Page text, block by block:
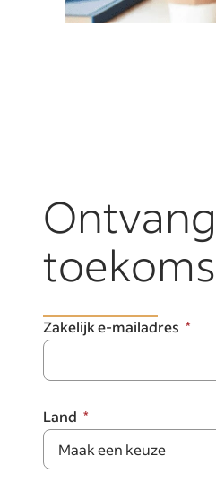
Zakelijk e-mailadres
Land